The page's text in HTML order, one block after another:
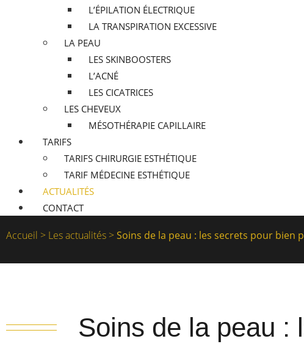
L’ÉPILATION ÉLECTRIQUE
LA TRANSPIRATION EXCESSIVE
LA PEAU
LES SKINBOOSTERS
L’ACNÉ
LES CICATRICES
LES CHEVEUX
MÉSOTHÉRAPIE CAPILLAIRE
TARIFS
TARIFS CHIRURGIE ESTHÉTIQUE
TARIF MÉDECINE ESTHÉTIQUE
ACTUALITÉS
CONTACT
Accueil > Les actualités >Soins de la peau : les secrets pour bien
Soins de la peau :